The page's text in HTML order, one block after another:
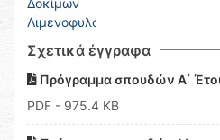
Σχετικά έγγραφα
Πρόγραμμα σπουδών Α΄
PDF - 975.4 KB